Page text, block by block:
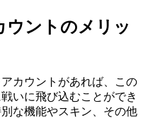
ウントのメリッ
カウントがあれば、この
いに飛び込むことができ
な機能やスキン、その他